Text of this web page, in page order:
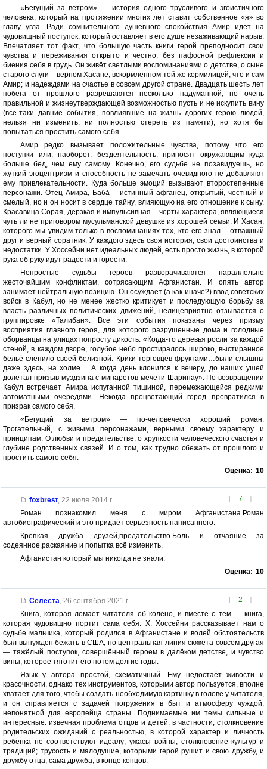
«Бегущий за ветром» — история одного трусливого и эгоистичного
человека, который на протяжении многих лет ставит собственное «я» во
главу угла. Ради сомнительного душевного спокойствия Амир идёт на
чудовищный поступок, который оставляет в его душе незаживающий нарыв.
Впечатляет тот факт, что большую часть книги герой преподносит свои
чувства и переживания открыто и честно, без пафосной рефлексии и
биения себя в грудь. Он живёт светлыми воспоминаниями о детстве, о сыне
старого слуги – верном Хасане, вскормленном той же кормилицей, что и сам
Амир; и надеждами на счастье в совсем другой стране. Двадцать шесть лет
побега от прошлого разрешаются несколько надуманной, но очень
правильной и жизнеутверждающей возможностью пусть и не искупить вину
(всё-таки давние события, повлиявшие на жизнь дорогих герою людей,
нельзя ни изменить, ни полностью стереть из памяти), но хотя бы
попытаться простить самого себя.
Амир редко вызывает положительные чувства, потому что его
поступки или, наоборот, бездеятельность, приносят окружающим куда
больше бед, чем ему самому. Конечно, его судьбе не позавидуешь, но
жуткий эгоцентризм и способность не замечать очевидного не добавляют
ему привлекательности. Куда больше эмоций вызывают второстепенные
персонажи. Отец Амира, Баба́ – истинный афганец, открытый, честный и
смелый, но и он носит в сердце тайну, влияющую на его отношение к сыну.
Красавица Сорая, дерзкая и импульсивная – черты характера, являющиеся
чуть ли не приговором мусульманской девушке из хорошей семьи. И Хасан,
которого мы увидим только в воспоминаниях тех, кто его знал – отважный
друг и верный соратник. У каждого здесь своя история, свои достоинства и
недостатки. У Хоссейни нет идеальных людей, есть просто жизнь, в которой
рука об руку идут радости и горести.
Непростые судьбы героев разворачиваются параллельно
жесточайшим конфликтам, сотрясающим Афганистан. И опять автор
занимает нейтральную позицию. Он осуждает (а как иначе?) ввод советских
войск в Кабул, но не менее жестко критикует и последующую борьбу за
власть различных политических движений, нелицеприятно отзывается о
группировке «Талибан». Все эти события показаны через призму
восприятия главного героя, для которого разрушенные дома и голодные
оборванцы на улицах попросту дикость. «Когда-то деревья росли за каждой
стеной, в каждом дворе, голубое небо простиралось широко, выстиранное
бельё слепило своей белизной. Крики торговцев фруктами…были слышны
даже здесь, на холме… А когда день клонился к вечеру, до наших ушей
долетал призыв муэдзина с минаретов мечети Шаринау». По возвращении
Кабул встречает Амира испуганной тишиной, перемежающейся редкими
автоматными очередями. Некогда процветающий город превратился в
призрак самого себя.
«Бегущий за ветром» — по-человечески хороший роман.
Трогательный, с живыми персонажами, верными своему характеру и
принципам. О любви и предательстве, о хрупкости человеческого счастья и
глубине родственных связей. И о том, как трудно сбежать от прошлого и
простить самого себя.
Оценка: 10
[ 7 ]
foxbrest, 22 июля 2014 г.
Роман познакомил меня с миром Афганистана.Роман
автобиографический и это придаёт серьезность написанного.
Крепкая дружба друзей,предательство.Боль и отчаяние за
содеянное,раскаяние и попытка всё изменить.
Афганистан который мы никогда не знали.
Оценка: 10
[ 2 ]
Селеста, 26 сентября 2021 г.
Книга, которая ломает читателя об колено, и вместе с тем — книга,
которая чудовищно портит сама себя. Х. Хоссейни рассказывает нам о
судьбе мальчика, который родился в Афганистане и волей обстоятельств
был вынужден бежать в США, но центральная линия сюжета совсем другая
— тяжёлый поступок, совершённый героем в далёком детстве, и чувство
вины, которое тяготит его потом долгие годы.
Язык у автора простой, схематичный. Ему недостаёт живости и
красочности, однако тех инструментов, которыми автор пользуется, вполне
хватает для того, чтобы создать необходимую картинку в голове у читателя,
и он справляется с задачей погружения в быт и атмосферу чуждой,
непонятной для европейца страны. Поднимаемые им темы сильные и
интересные: извечная проблема отцов и детей, в частности, столкновение
родительских ожиданий с реальностью, в которой характер и личность
ребёнка не соответствуют идеалу; ужасы войны; столкновение культур и
традиций; трусость и малодушие, которыми герой рушит и свою дружбу, и
дружбу отца; сама дружба, в конце концов.